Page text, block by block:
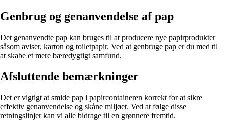
Genbrug og genanvendelse af pap
Det genanvendte pap kan bruges til at producere nye papirprodukter
såsom aviser, karton og toiletpapir. Ved at genbruge pap er du med til
at skabe et mere bæredygtigt samfund.
Afsluttende bemærkninger
Det er vigtigt at smide pap i papircontaineren korrekt for at sikre
effektiv genanvendelse og skåne miljøet. Ved at følge disse
retningslinjer kan vi alle bidrage til en grønnere fremtid.